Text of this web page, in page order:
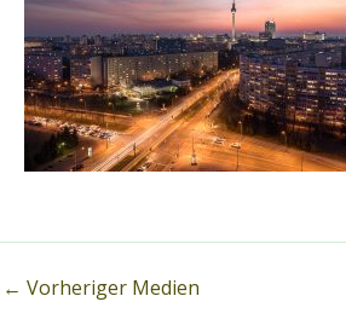
← Vorheriger Medien